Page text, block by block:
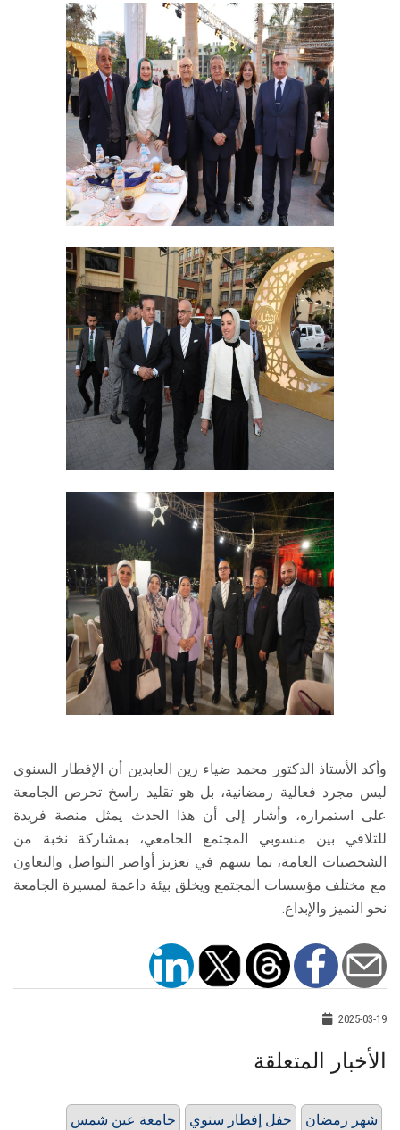
وأكد الأستاذ الدكتور محمد ضياء زين العابدين أن الإفطار السنوي
ليس مجرد فعالية رمضانية، بل هو تقليد راسخ تحرص الجامعة
على استمراره، وأشار إلى أن هذا الحدث يمثل منصة فريدة
للتلاقي بين منسوبي المجتمع الجامعي، بمشاركة نخبة من
الشخصيات العامة، بما يسهم في تعزيز أواصر التواصل والتعاون
مع مختلف مؤسسات المجتمع ويخلق بيئة داعمة لمسيرة الجامعة
نحو التميز والإبداع.
2025-03-19
الأخبار المتعلقة
جامعة عين شمس حفل إفطار سنوي شهر رمضان